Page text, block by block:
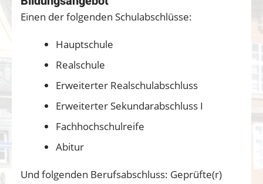
Einen der folgenden Schulabschlüsse:
Hauptschule
Realschule
Erweiterter Realschulabschluss
Erweiterter Sekundarabschluss I
Fachhochschulreife
Abitur
Und folgenden Berufsabschluss: Geprüfte(r)